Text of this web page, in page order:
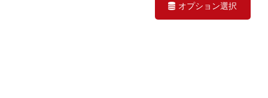
オプション選択